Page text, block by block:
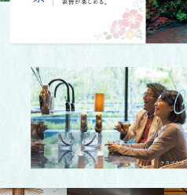
クラブラウ